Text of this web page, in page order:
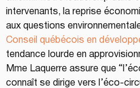
intervenants, la reprise
aux questions
Conseil québécois en
tendance lourde en
Mme Laquerre assure que
connaît se dirige vers l’éco-